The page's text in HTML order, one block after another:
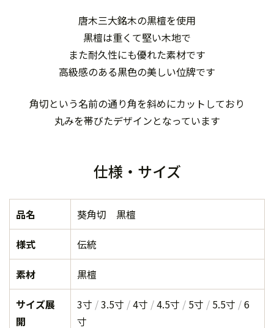
唐木三大銘木の黒檀を使用
黒檀は重くて堅い木地で
また耐久性にも優れた素材です
高級感のある黒色の美しい位牌です
角切という名前の通り角を斜めにカットしており
丸みを帯びたデザインとなっています
仕様・サイズ
品名 葵角切 黒檀
様式 伝統
素材 黒檀
サイズ展
開
3寸 3.5寸 4寸 4.5寸 5寸 5.5寸
6
寸